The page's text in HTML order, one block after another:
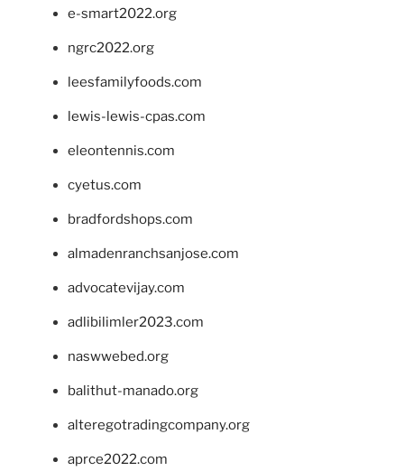
e-smart2022.org
ngrc2022.org
leesfamilyfoods.com
lewis-lewis-cpas.com
eleontennis.com
cyetus.com
bradfordshops.com
almadenranchsanjose.com
advocatevijay.com
adlibilimler2023.com
naswwebed.org
balithut-manado.org
alteregotradingcompany.org
aprce2022.com